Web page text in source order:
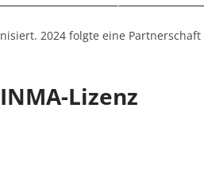
2024 folgte eine Partnerschaft
Lizenz